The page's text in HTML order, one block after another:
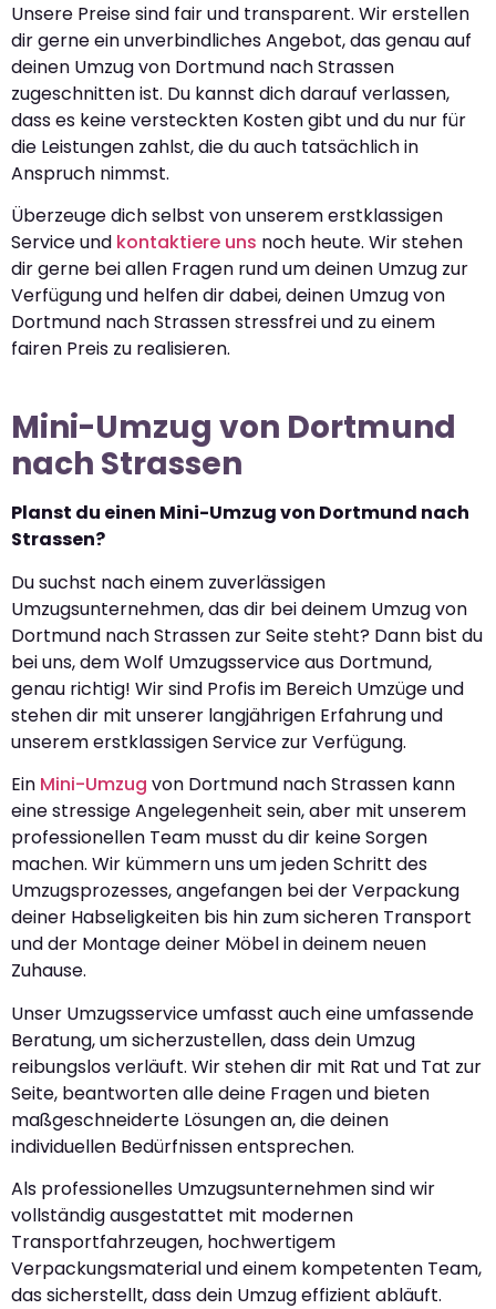
Unsere Preise sind fair und transparent. Wir erstellen
dir gerne ein unverbindliches Angebot, das genau auf
deinen Umzug von Dortmund nach Strassen
zugeschnitten ist. Du kannst dich darauf verlassen,
dass es keine versteckten Kosten gibt und du nur für
die Leistungen zahlst, die du auch tatsächlich in
Anspruch nimmst.
Überzeuge dich selbst von unserem erstklassigen
Service und kontaktiere uns noch heute. Wir stehen
dir gerne bei allen Fragen rund um deinen Umzug zur
Verfügung und helfen dir dabei, deinen Umzug von
Dortmund nach Strassen stressfrei und zu einem
fairen Preis zu realisieren.
Mini-Umzug von Dortmund
nach Strassen
Planst du einen Mini-Umzug von Dortmund nach
Strassen?
Du suchst nach einem zuverlässigen
Umzugsunternehmen, das dir bei deinem Umzug von
Dortmund nach Strassen zur Seite steht? Dann bist du
bei uns, dem Wolf Umzugsservice aus Dortmund,
genau richtig! Wir sind Profis im Bereich Umzüge und
stehen dir mit unserer langjährigen Erfahrung und
unserem erstklassigen Service zur Verfügung.
Ein Mini-Umzug von Dortmund nach Strassen kann
eine stressige Angelegenheit sein, aber mit unserem
professionellen Team musst du dir keine Sorgen
machen. Wir kümmern uns um jeden Schritt des
Umzugsprozesses, angefangen bei der Verpackung
deiner Habseligkeiten bis hin zum sicheren Transport
und der Montage deiner Möbel in deinem neuen
Zuhause.
Unser Umzugsservice umfasst auch eine umfassende
Beratung, um sicherzustellen, dass dein Umzug
reibungslos verläuft. Wir stehen dir mit Rat und Tat zur
Seite, beantworten alle deine Fragen und bieten
maßgeschneiderte Lösungen an, die deinen
individuellen Bedürfnissen entsprechen.
Als professionelles Umzugsunternehmen sind wir
vollständig ausgestattet mit modernen
Transportfahrzeugen, hochwertigem
Verpackungsmaterial und einem kompetenten Team,
das sicherstellt, dass dein Umzug effizient abläuft.